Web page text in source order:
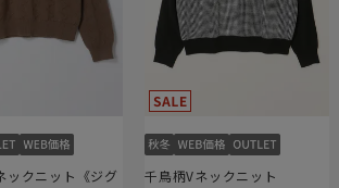
ックニット《ジグ
千鳥柄Vネックニット